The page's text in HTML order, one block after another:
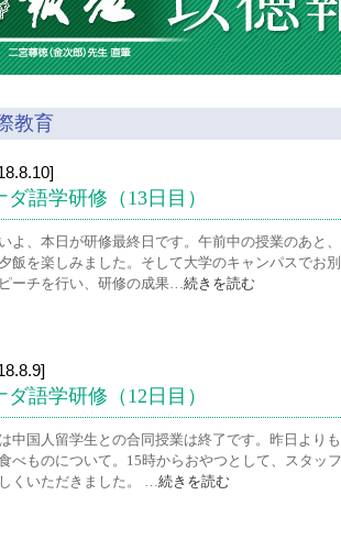
教育
ダ語学研修（13日目）
よ、本日が研修最終日です。午前中の授業のあと
飯を楽しみました。そして大学のキャンパスでお
ーチを行い、研修の成果…続きを読む
ダ語学研修（12日目）
中国人留学生との合同授業は終了です。昨日より
べものについて。15時からおやつとして、スタッ
くいただきました。 …続きを読む